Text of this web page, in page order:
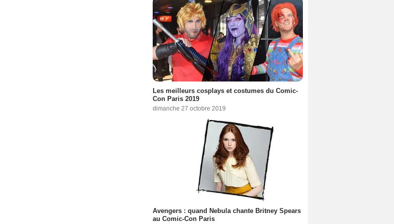
Les meilleurs cosplays et costumes du Comic-
Con Paris 2019
dimanche 27 octobre 2019
Avengers : quand Nebula chante Britney Spears
au Comic-Con Paris